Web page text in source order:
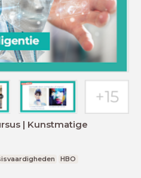
| Kunstmatige
HBO